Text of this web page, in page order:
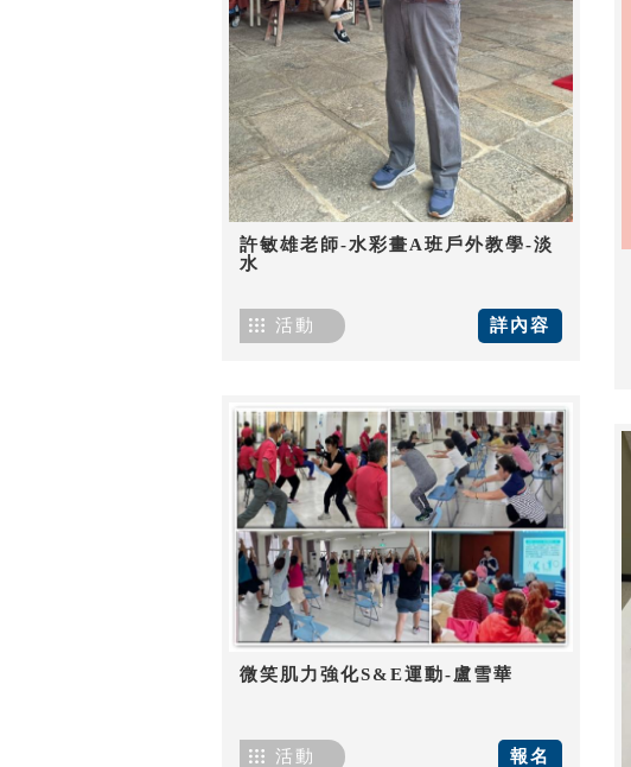
許敏雄老師-水彩畫A班戶外教學-淡
水
詳內容
活動
微笑肌力強化S&E運動-盧雪華
報名
活動